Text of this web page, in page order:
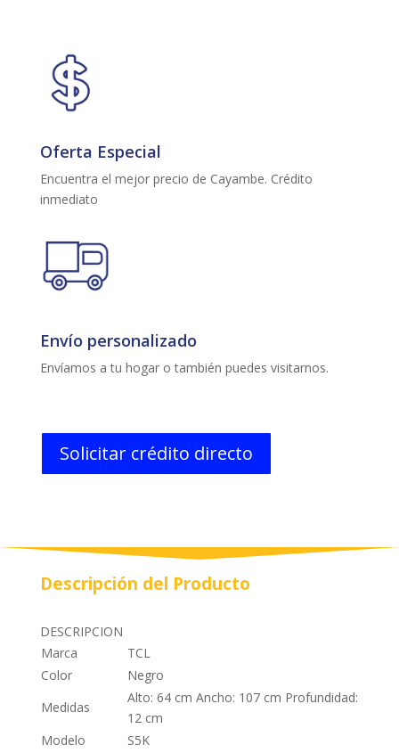
Oferta Especial
Encuentra el mejor precio de Cayambe. Crédito
inmediato
Envío personalizado
Envíamos a tu hogar o también puedes visitarnos.
Solicitar crédito directo
Descripción del Producto
DESCRIPCION
Marca
TCL
Color
Negro
Medidas
Alto: 64 cm Ancho: 107 cm Profundidad:
12 cm
Modelo
S5K